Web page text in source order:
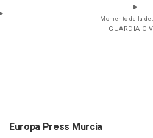
Momento de la
- GUARDIA
Europa Press Murcia